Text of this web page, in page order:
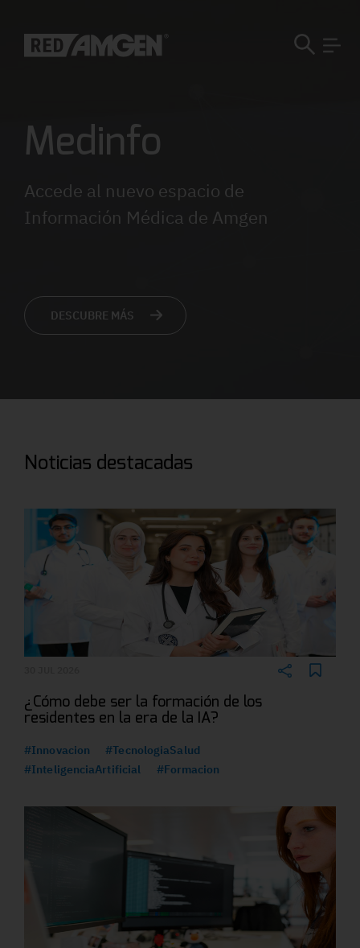
Medinfo
Accede al nuevo espacio de
Información Médica de Amgen
DESCUBRE MÁS
Noticias destacadas
¿Cómo debe ser la formación de los
residentes en la era de la IA?
#Innovacion
#TecnologiaSalud
#InteligenciaArtificial
#Formacion